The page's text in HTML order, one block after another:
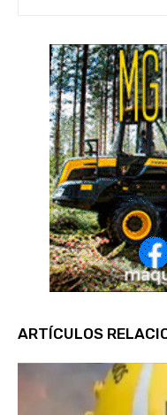
ARTÍCULOS